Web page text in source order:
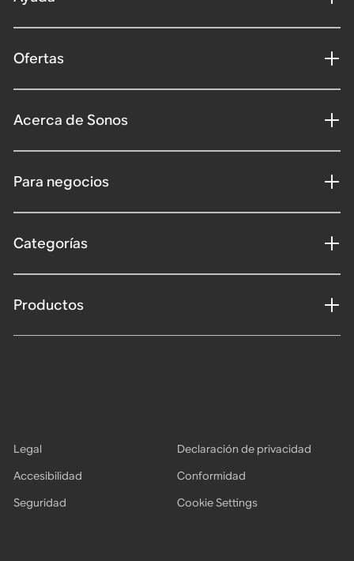
Ofertas
Acerca de Sonos
Para negocios
Categorías
Productos
Legal
Declaración de privacidad
Accesibilidad
Conformidad
Seguridad
Cookie Settings